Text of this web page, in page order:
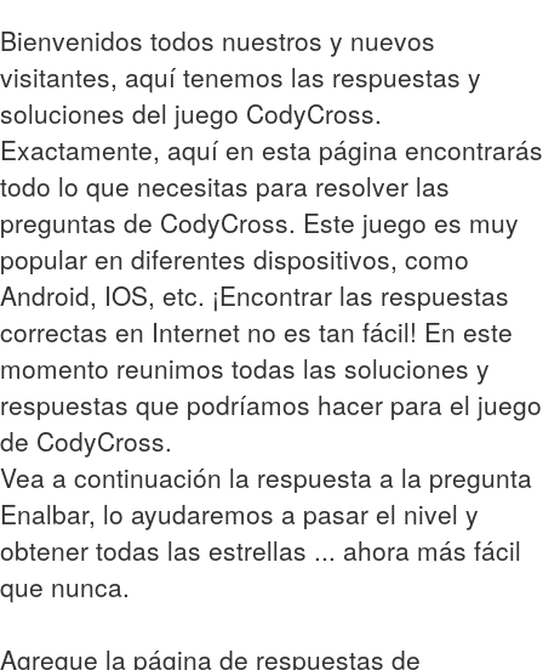
Bienvenidos todos nuestros y nuevos
visitantes, aquí tenemos las respuestas y
soluciones del juego CodyCross.
Exactamente, aquí en esta página encontrarás
todo lo que necesitas para resolver las
preguntas de CodyCross. Este juego es muy
popular en diferentes dispositivos, como
Android, IOS, etc. ¡Encontrar las respuestas
correctas en Internet no es tan fácil! En este
momento reunimos todas las soluciones y
respuestas que podríamos hacer para el juego
de CodyCross.
Vea a continuación la respuesta a la pregunta
Enalbar, lo ayudaremos a pasar el nivel y
obtener todas las estrellas ... ahora más fácil
que nunca.
Agregue la página de respuestas de